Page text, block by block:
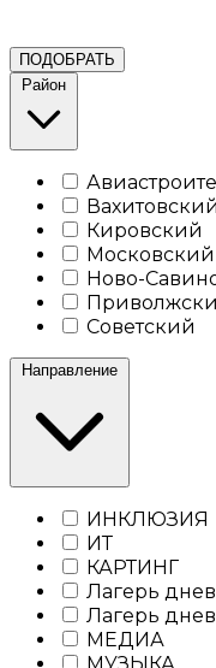
Район
Вахитовский
Кировский
Московский
Ново-
Советский
Направление
ИНКЛЮЗИЯ
ИТ
КАРТИНГ
Лагерь
Лагерь
МЕДИА